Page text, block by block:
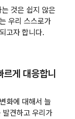
것은 쉽지 않은
우리 스스로가
고자 합니다.
게 대응합니
화에 대해서 늘
발견하고 우리가